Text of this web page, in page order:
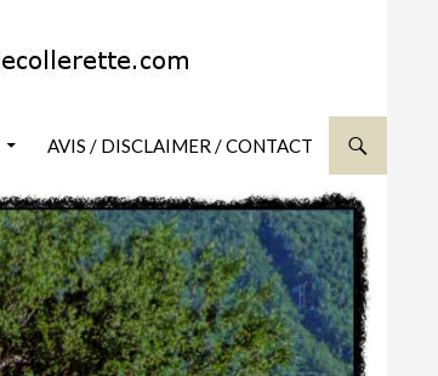
AVIS / DISCLAIMER / CONTACT